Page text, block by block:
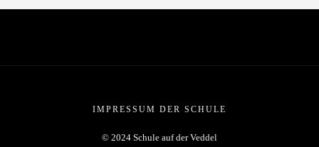
IMPRESSUM DER SCHULE
© 2024 Schule auf der Veddel